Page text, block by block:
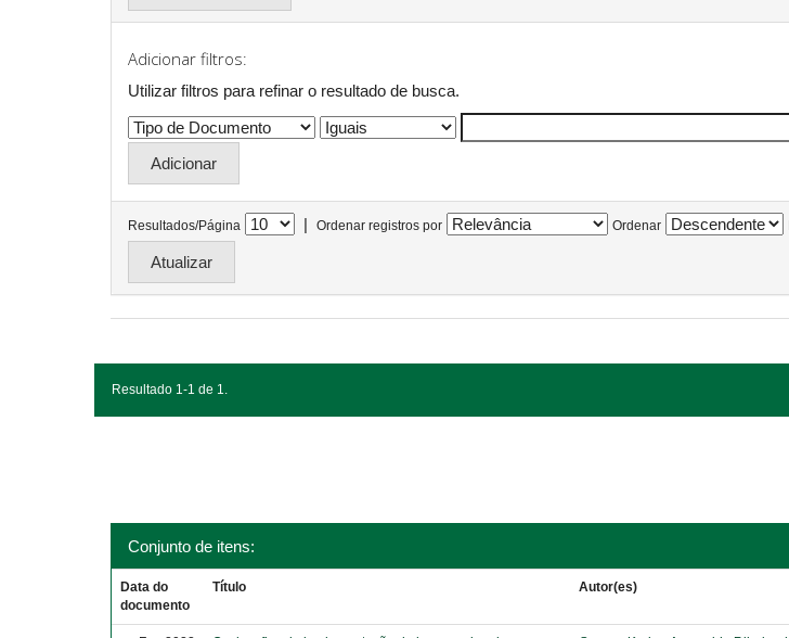
Adicionar filtros:
Utilizar filtros para refinar o resultado de busca.
Resultados/Página | Ordenar registros por Ordenar
Resultado 1-1 de 1.
Conjunto de itens:
Data do
documento
Título Autor(es)